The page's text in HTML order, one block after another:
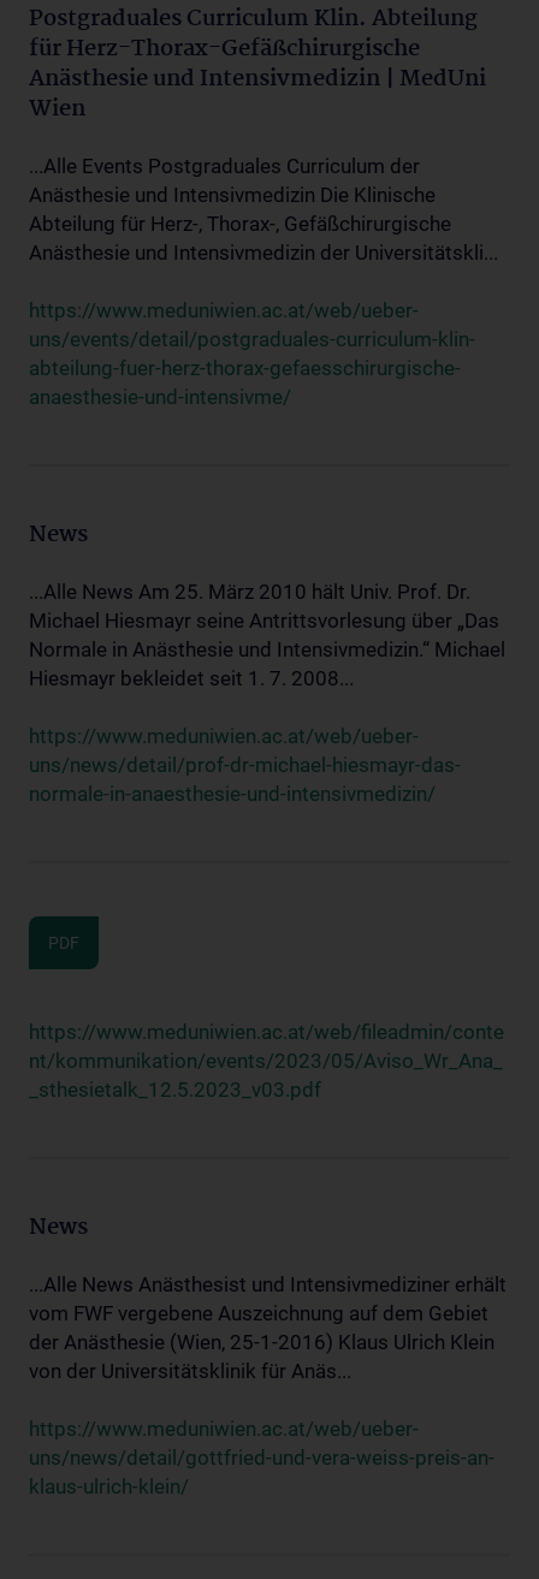
Postgraduales Curriculum Klin. Abteilung
für Herz-Thorax-Gefäßchirurgische
Anästhesie und Intensivmedizin | MedUni
Wien
...Alle Events Postgraduales Curriculum der
Anästhesie und Intensivmedizin Die Klinische
Abteilung für Herz-, Thorax-, Gefäßchirurgische
Anästhesie und Intensivmedizin der Universitätskli...
https://www.meduniwien.ac.at/web/ueber-
uns/events/detail/postgraduales-curriculum-klin-
abteilung-fuer-herz-thorax-gefaesschirurgische-
anaesthesie-und-intensivme/
News
...Alle News Am 25. März 2010 hält Univ. Prof. Dr.
Michael Hiesmayr seine Antrittsvorlesung über „Das
Normale in Anästhesie und Intensivmedizin.“ Michael
Hiesmayr bekleidet seit 1. 7. 2008...
https://www.meduniwien.ac.at/web/ueber-
uns/news/detail/prof-dr-michael-hiesmayr-das-
normale-in-anaesthesie-und-intensivmedizin/
PDF
https://www.meduniwien.ac.at/web/fileadmin/conte
nt/kommunikation/events/2023/05/Aviso_Wr_Ana_
_sthesietalk_12.5.2023_v03.pdf
News
...Alle News Anästhesist und Intensivmediziner erhält
vom FWF vergebene Auszeichnung auf dem Gebiet
der Anästhesie (Wien, 25-1-2016) Klaus Ulrich Klein
von der Universitätsklinik für Anäs...
https://www.meduniwien.ac.at/web/ueber-
uns/news/detail/gottfried-und-vera-weiss-preis-an-
klaus-ulrich-klein/